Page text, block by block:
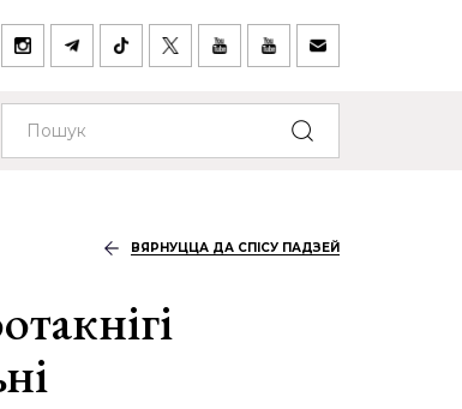
ВЯРНУЦЦА ДА СПІСУ ПАДЗЕЙ